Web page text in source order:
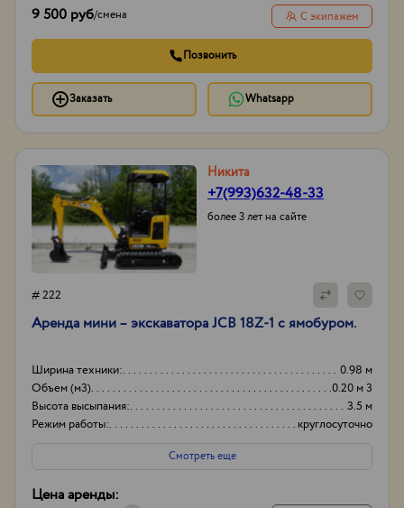
9 500 руб/смена С экипажем
Позвонить
Заказать Whatsapp
Никита
+7(993)632-48-33
более 3 лет на сайте
# 222
Аренда мини – экскаватора JCB 18Z-1 с ямобуром.
Ширина техники:
0.98 м
Объем (м3)
0.20 м 3
Высота высыпания:
3.5 м
Режим работы:
круглосуточно
Смотреть еще
Цена аренды: